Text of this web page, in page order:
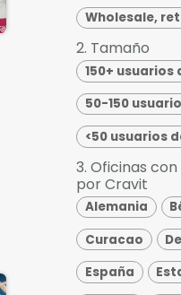
2. Tamaño
150+ usuarios
50-150
<50 usuarios
3. Oficinas
por Cravit
Alemania
Curacao
España